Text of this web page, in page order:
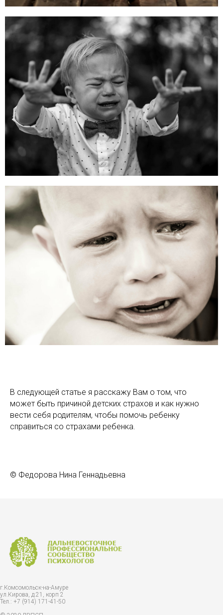
В следующей статье я расскажу Вам о том, что
может быть причиной детских страхов и как нужно
вести себя родителям, чтобы помочь ребенку
справиться со страхами ребенка.
© Федорова Нина Геннадьевна
г.Комсомольск-на-Амуре
ул.Кирова, д.21, корп 2
Тел.: +7 (914) 171-41-50